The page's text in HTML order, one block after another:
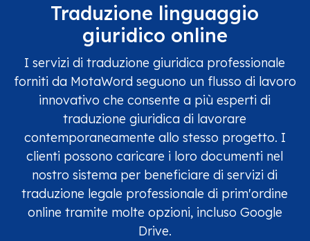
Traduzione linguaggio
giuridico online
I servizi di traduzione giuridica professionale
forniti da MotaWord seguono un flusso di lavoro
innovativo che consente a più esperti di
traduzione giuridica di lavorare
contemporaneamente allo stesso progetto. I
clienti possono caricare i loro documenti nel
nostro sistema per beneficiare di servizi di
traduzione legale professionale di prim'ordine
online tramite molte opzioni, incluso Google
Drive.